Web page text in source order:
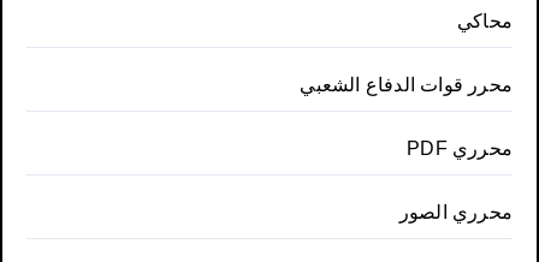
محاكي
محرر قوات الدفاع الشعبي
محرري PDF
محرري الصور